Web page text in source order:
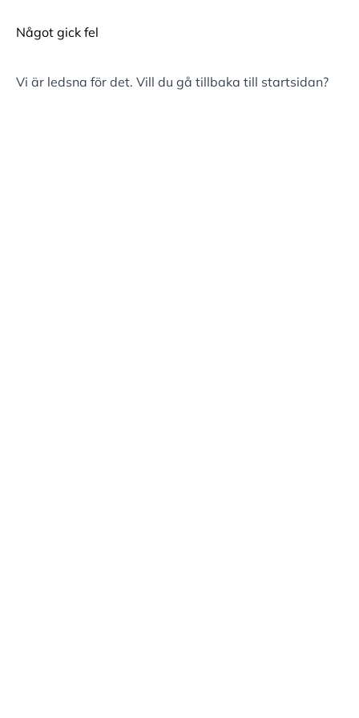
Något gick fel
Vi är ledsna för det. Vill du gå tillbaka till startsidan?